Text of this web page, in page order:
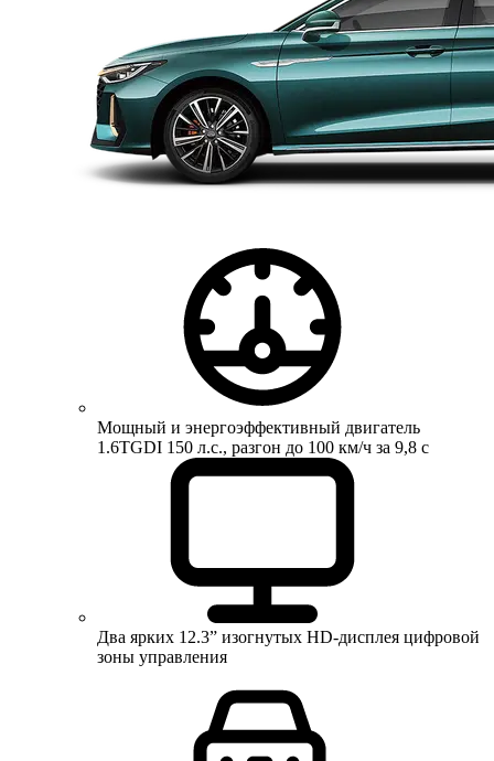
Мощный и энергоэффективный двигатель
1.6TGDI 150 л.с., разгон до 100 км/ч за 9,8 с
Два ярких 12.3” изогнутых HD-дисплея цифровой
зоны управления